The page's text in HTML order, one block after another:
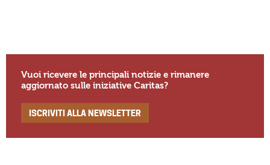
Vuoi ricevere le principali notizie e rimanere
aggiornato sulle iniziative Caritas?
ISCRIVITI ALLA NEWSLETTER